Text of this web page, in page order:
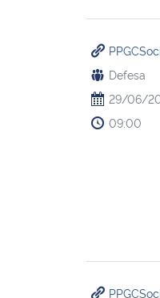
Defesa
29/06/
09:00